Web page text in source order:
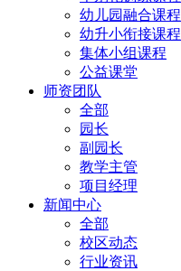
幼儿园融合课程
幼升小衔接课程
集体小组课程
公益课堂
师资团队
全部
园长
副园长
教学主管
项目经理
新闻中心
全部
校区动态
行业资讯